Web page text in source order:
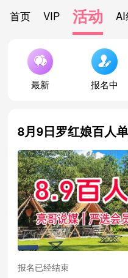
首页 VIP 活动

最新

报名中
8月9日罗红娘百人
报名已经结束